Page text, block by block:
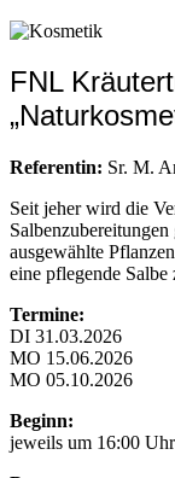
FNL
Referentin: Sr. M.
Seit jeher wird die
ausgewählte
eine pflegende
Termine:
DI 31.03.2026
MO 15.06.2026
MO 05.10.2026
Beginn:
jeweils um 16:00 Uhr